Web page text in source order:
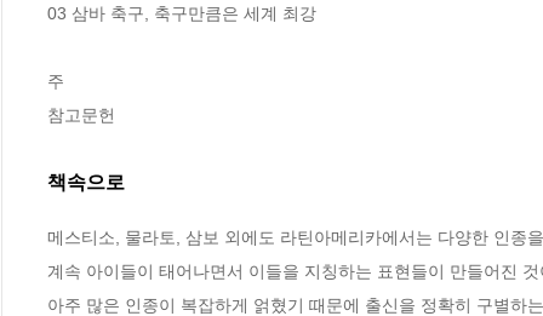
03 삼바 축구, 축구만큼은 세계 최강
주
참고문헌
책속으로
메스티소, 물라토, 삼보 외에도 라틴아메리카에서는 다양한 인종
계속 아이들이 태어나면서 이들을 지칭하는 표현들이 만들어진
아주 많은 인종이 복잡하게 얽혔기 때문에 출신을 정확히 구별하